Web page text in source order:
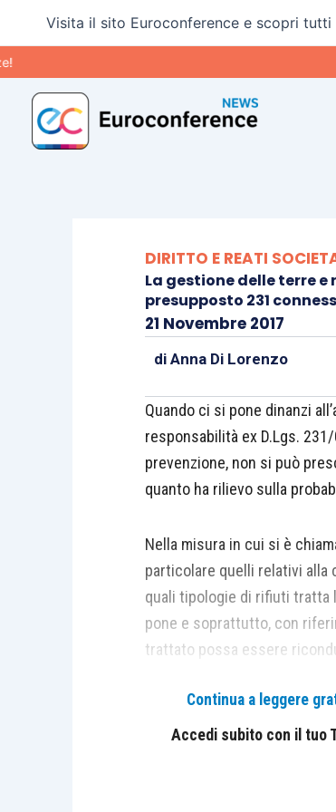
contenuto
Visita il sito Euroconference e scopri tutti
DIRITTO E REATI
La gestione delle terre
presupposto 231
21 Novembre 2017
di Anna Di Lorenzo
Quando ci si pone dinanzi
responsabilità ex D.Lgs.
prevenzione, non si può
quanto ha rilievo sulla
Nella misura in cui si è
particolare quelli relativi alla
quali tipologie di rifiuti tratta
pone e soprattutto, con
trattato possa essere
potrebbero esporre a
disciplina semplificata della
Continua a leggere
Accedi subito con il tuo